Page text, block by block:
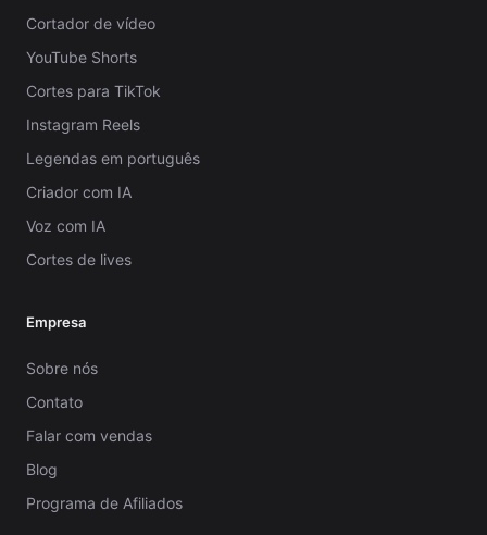
Cortador de vídeo
YouTube Shorts
Cortes para TikTok
Instagram Reels
Legendas em português
Criador com IA
Voz com IA
Cortes de lives
Empresa
Sobre nós
Contato
Falar com vendas
Blog
Programa de Afiliados